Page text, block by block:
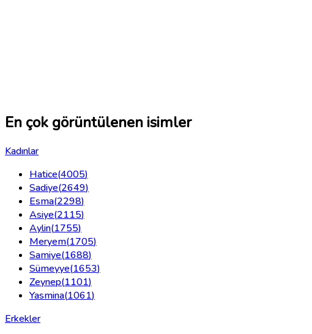
En çok görüntülenen isimler
Kadınlar
Hatice(4005)
Sadiye(2649)
Esma(2298)
Asiye(2115)
Aylin(1755)
Meryem(1705)
Samiye(1688)
Sümeyye(1653)
Zeynep(1101)
Yasmina(1061)
Erkekler